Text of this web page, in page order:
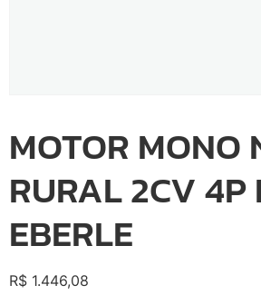
MOTOR MONO
RURAL 2CV 4P
EBERLE
R$ 1.446,08